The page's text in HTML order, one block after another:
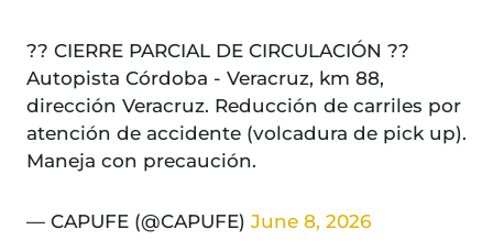
?? CIERRE PARCIAL DE CIRCULACIÓN ??
Autopista Córdoba - Veracruz, km 88,
dirección Veracruz. Reducción de carriles por
atención de accidente (volcadura de pick up).
Maneja con precaución.
— CAPUFE (@CAPUFE) June 8, 2026